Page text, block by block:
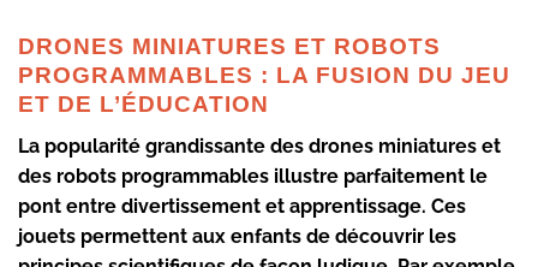
DRONES MINIATURES ET ROBOTS
PROGRAMMABLES : LA FUSION DU JEU
ET DE L’ÉDUCATION
La popularité grandissante des drones miniatures et
des robots programmables illustre parfaitement le
pont entre divertissement et apprentissage. Ces
jouets permettent aux enfants de découvrir les